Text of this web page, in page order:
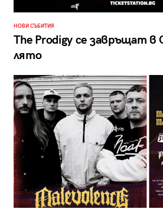
НОВИ СЪБИТИЯ
The Prodigy се завръщат
лято